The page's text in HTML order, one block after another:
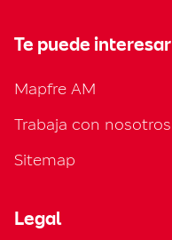
Te puede interesar
Mapfre AM
Trabaja con nosotros
Sitemap
Legal